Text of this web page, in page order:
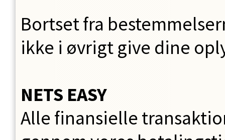
Bortset fra
ikke i øvrigt give dine
NETS EASY
Alle finansielle